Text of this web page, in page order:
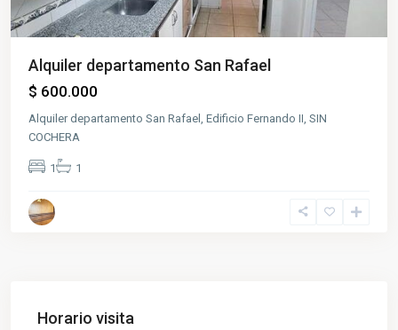
Alquiler departamento San Rafael
$ 600.000
Alquiler departamento San Rafael, Edificio Fernando II, SIN
COCHERA
1 1
Horario visita